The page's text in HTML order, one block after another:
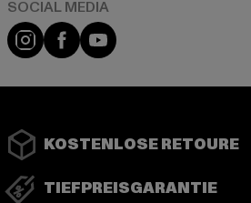
Instagram
FacebookYouTube
KOSTENLOSE RETOURE
TIEFPREISGARANTIE